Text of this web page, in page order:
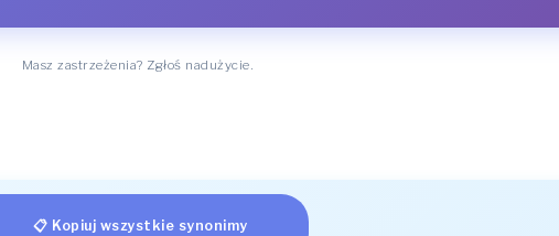
Masz zastrzeżenia? Zgłoś nadużycie.
📋 Kopiuj wszystkie synonimy